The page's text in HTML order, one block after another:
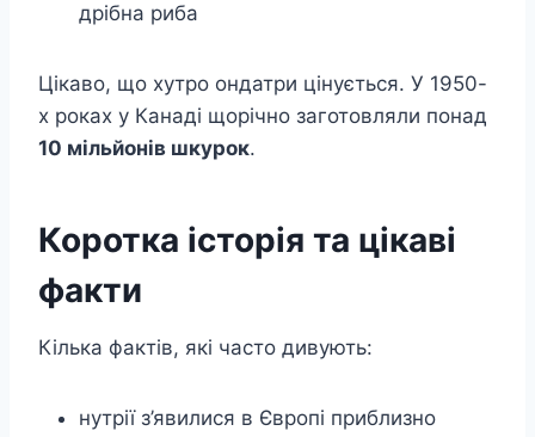
дрібна риба
Цікаво, що хутро ондатри цінується. У 1950-
х роках у Канаді щорічно заготовляли понад
10 мільйонів шкурок.
Коротка історія та цікаві
факти
Кілька фактів, які часто дивують:
нутрії з’явилися в Європі приблизно